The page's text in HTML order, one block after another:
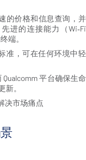
的价格和信息查询，并
进的连接能力（Wi‑Fi
端。
准，可在任何环境中轻
平台确保生命
新。
决市场痛点